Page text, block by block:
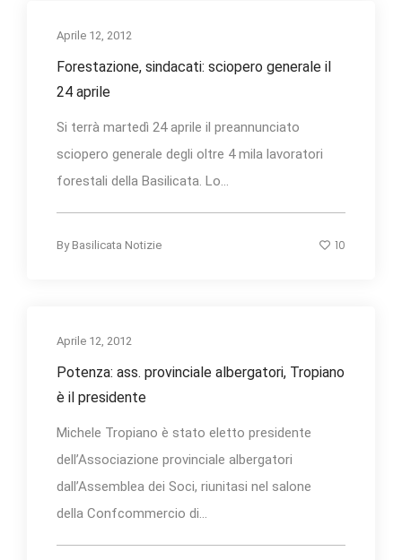
Aprile 12, 2012
Forestazione, sindacati: sciopero generale il
24 aprile
Si terrà martedì 24 aprile il preannunciato
sciopero generale degli oltre 4 mila lavoratori
forestali della Basilicata. Lo...
By Basilicata Notizie 10
Aprile 12, 2012
Potenza: ass. provinciale albergatori, Tropiano
è il presidente
Michele Tropiano è stato eletto presidente
dell’Associazione provinciale albergatori
dall’Assemblea dei Soci, riunitasi nel salone
della Confcommercio di...